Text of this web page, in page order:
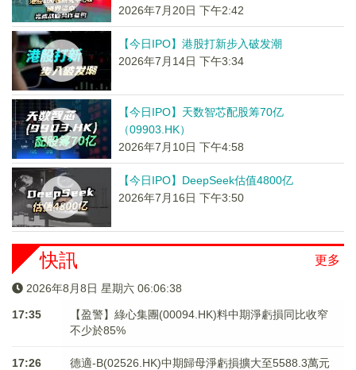
2026年7月20日 下午2:42
【今日IPO】港股打新步入破发潮
2026年7月14日 下午3:34
【今日IPO】天数智芯配股筹70亿
（09903.HK）
2026年7月10日 下午4:58
【今日IPO】DeepSeek估值4800亿
2026年7月16日 下午3:50
更多
快訊
2026年8月8日 星期六 06:06:39
17:35
【盈警】綠心集團(00094.HK)料中期淨虧損同比收窄
不少於85%
17:26 德適-B(02526.HK)中期歸母淨虧損擴大至5588.3萬元